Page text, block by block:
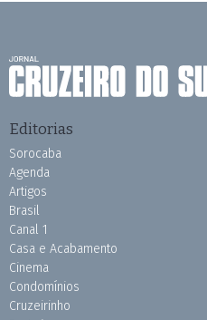
Editorias
Sorocaba
Agenda
Artigos
Brasil
Canal 1
Casa e Acabamento
Cinema
Condomínios
Cruzeirinho